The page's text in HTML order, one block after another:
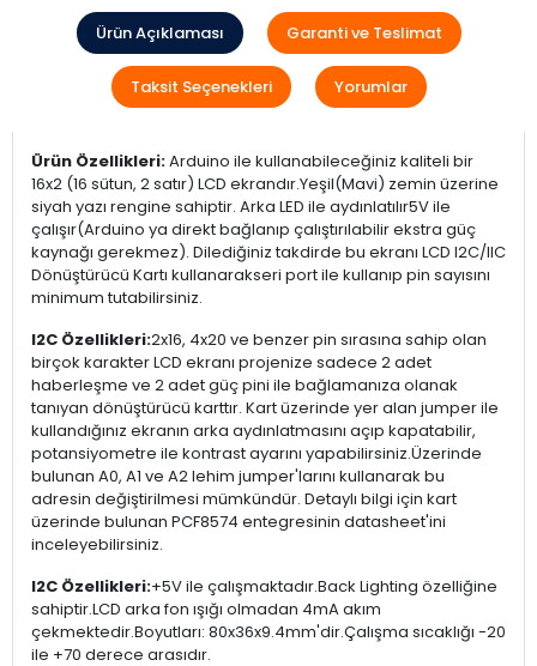
Ürün Açıklaması Garanti ve Teslimat
Taksit Seçenekleri Yorumlar
Ürün Özellikleri:Arduino ile kullanabileceğiniz kaliteli bir
16x2 (16 sütun, 2 satır) LCD ekrandır.Yeşil(Mavi) zemin üzerine
siyah yazı rengine sahiptir. Arka LED ile aydınlatılır5V ile
çalışır(Arduino ya direkt bağlanıp çalıştırılabilir ekstra güç
kaynağı gerekmez). Dilediğiniz takdirde bu ekranı LCD I2C/IIC
Dönüştürücü Kartı kullanarakseri port ile kullanıp pin sayısını
minimum tutabilirsiniz.
I2C Özellikleri:2x16, 4x20 ve benzer pin sırasına sahip olan
birçok karakter LCD ekranı projenize sadece 2 adet
haberleşme ve 2 adet güç pini ile bağlamanıza olanak
tanıyan dönüştürücü karttır. Kart üzerinde yer alan jumper ile
kullandığınız ekranın arka aydınlatmasını açıp kapatabilir,
potansiyometre ile kontrast ayarını yapabilirsiniz.Üzerinde
bulunan A0, A1 ve A2 lehim jumper'larını kullanarak bu
adresin değiştirilmesi mümkündür. Detaylı bilgi için kart
üzerinde bulunan PCF8574 entegresinin datasheet'ini
inceleyebilirsiniz.
I2C Özellikleri:+5V ile çalışmaktadır.Back Lighting özelliğine
sahiptir.LCD arka fon ışığı olmadan 4mA akım
çekmektedir.Boyutları: 80x36x9.4mm'dir.Çalışma sıcaklığı -20
ile +70 derece arasıdır.